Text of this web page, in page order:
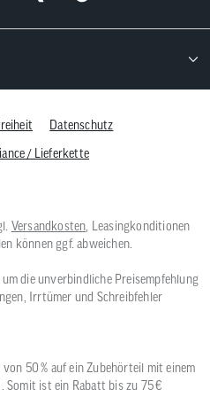
Datenschutz
/ Lieferkette
Versandkosten, Leasingkonditionen
können ggf. abweichen.
die unverbindliche Preisempfehlung
Irrtümer und Schreibfehler
50 % auf ein Zubehörteil mit einem
Somit ist ein Rabatt bis zu 75 €